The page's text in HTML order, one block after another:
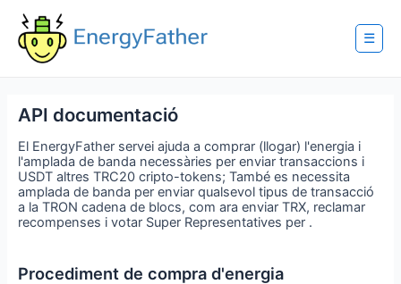
content
☰
API documentació
El EnergyFather servei ajuda a comprar (llogar) l'energia i
l'amplada de banda necessàries per enviar transaccions i
USDT altres TRC20 cripto-tokens; També es necessita
amplada de banda per enviar qualsevol tipus de transacció
a la TRON cadena de blocs, com ara enviar TRX, reclamar
recompenses i votar Super Representatives per .
Procediment de compra d'energia